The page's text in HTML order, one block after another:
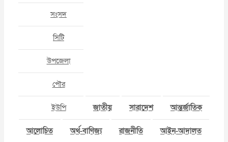
সংসদ
সিটি
উপজেলা
পৌর
ইউপি জাতীয় সারাদেশ আন্তর্জাতিক
আলোচিত অর্থ-বাণিজ্য রাজনীতি আইন-আদালত